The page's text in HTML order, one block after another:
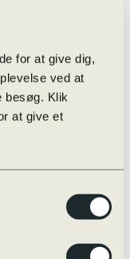
for at give dig,
ved at
besøg. Klik
at give et
i …